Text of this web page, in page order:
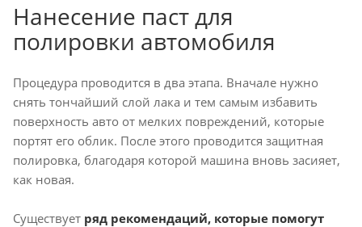
Нанесение паст для
полировки автомобиля
Процедура проводится в два этапа. Вначале нужно
снять тончайший слой лака и тем самым избавить
поверхность авто от мелких повреждений, которые
портят его облик. После этого проводится защитная
полировка, благодаря которой машина вновь засияет,
как новая.
Существует ряд рекомендаций, которые помогут